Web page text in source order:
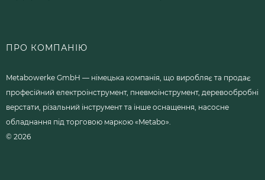
ПРО КОМПАНІЮ
Metabowerke GmbH — німецька компанія, що виробляє та продає
професійний електроінструмент, пневмоінструмент, деревообробні
верстати, різальний інструмент та інше оснащення, насосне
обладнання під торговою маркою «Metabo».
© 2026